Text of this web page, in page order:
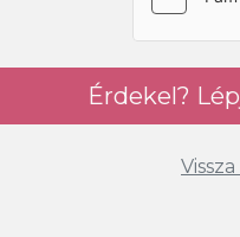
Érdekel?